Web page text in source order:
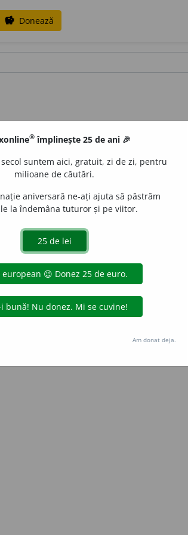
savings Donează
stil pur.
acțiuni
2026 dexonline (https://dexonline.ro)
inclusiv prin orice metode de extragere automată
excepția seturilor de date oferite oficial spre utilizare
Hosterion
® împlinește 25 de ani 🎉
suntem aici, gratuit, zi de zi, pentru
milioane de căutări.
aniversară ne-ați ajuta să păstrăm
la îndemâna tuturor și pe viitor.
Am donat deja.